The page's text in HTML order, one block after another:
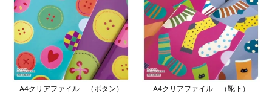
A4クリアファイル （ボタン）
A4クリアファイル （靴下）